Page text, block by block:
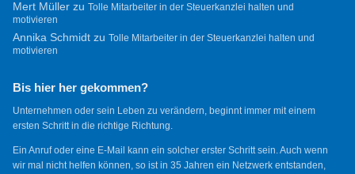
Mert Müllerzu Tolle Mitarbeiter in der Steuerkanzlei halten und
motivieren
Annika Schmidtzu Tolle Mitarbeiter in der Steuerkanzlei halten und
motivieren
Bis hier her gekommen?
Unternehmen oder sein Leben zu verändern, beginnt immer mit einem
ersten Schritt in die richtige Richtung.
Ein Anruf oder eine E-Mail kann ein solcher erster Schritt sein. Auch wenn
wir mal nicht helfen können, so ist in 35 Jahren ein Netzwerk entstanden,